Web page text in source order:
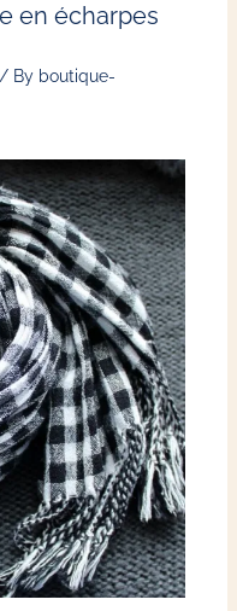
en écharpes
/ By boutique-